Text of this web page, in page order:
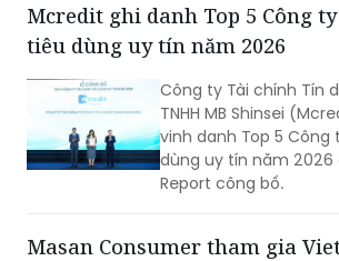
doanh nghiệp rút ngắn
duyệt chi tiêu, trao
chặt chẽ ngân sách
thời gian thực.
Mcredit ghi danh Top 5 Công
tiêu dùng uy tín năm 2026
Công ty Tài chính Tín
TNHH MB Shinsei
vinh danh Top 5
dùng uy tín năm 2026
Report công bố.
Masan Consumer tham gia